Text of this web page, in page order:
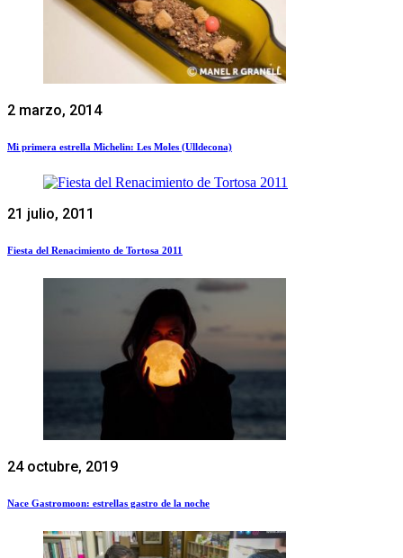
2 marzo, 2014
Mi primera estrella Michelin: Les Moles (Ulldecona)
21 julio, 2011
Fiesta del Renacimiento de Tortosa 2011
24 octubre, 2019
Nace Gastromoon: estrellas gastro de la noche